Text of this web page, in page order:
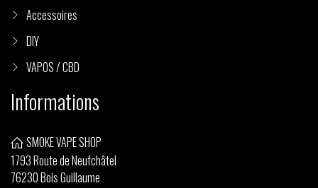
Accessoires
DIY
VAPOS / CBD
Informations
SMOKE VAPE SHOP
1793 Route de Neufchâtel
76230 Bois Guillaume